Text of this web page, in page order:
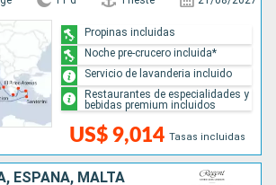
US$ 9,014 Tasas incluidas
Propinas incluidas
Noche pre-crucero incluida*
Servicio de lavanderia incluido
Restaurantes de especialidades y
bebidas premium incluidos
ESPAÑA, MALTA